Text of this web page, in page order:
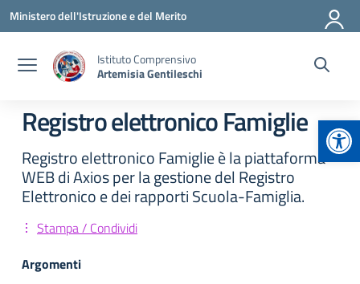
Vai ai contenuti
Vai al menu di navigazione
Vai al footer
Ministero dell'Istruzione e del Merito
Istituto Comprensivo
Artemisia Gentileschi
Registro elettronico Famiglie
Registro elettronico Famiglie è la piattaforma
WEB di Axios per la gestione del Registro
Elettronico e dei rapporti Scuola-Famiglia.
Stampa / Condividi
Argomenti